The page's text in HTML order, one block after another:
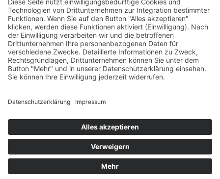
Montag:
09 bis 12 Uhr, 13 bis 16:30 Uhr
Dienstag bis Freitag:
09 bis 12 Uhr, 13 bis 17 Uhr
Samstag:09 bis 12 Uhr
Für telefonische Anfragen sowie persönliche Terminvereinbarungen
(auch außerhalb der regulären Geschäftszeiten) erreichen Sie uns
Kontakt
baisl Umwelt- und Wassertechnik
August-Unterholzner-Straße 22
84453 Winhöring
Telefon: +49 (0) 8671 886640